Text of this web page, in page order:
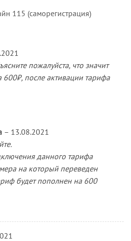
115 (саморегистрация)
пожалуйста, что значит
после активации тарифа
– 13.08.2021
данного тарифа
на который переведен
будет пополнен на 600